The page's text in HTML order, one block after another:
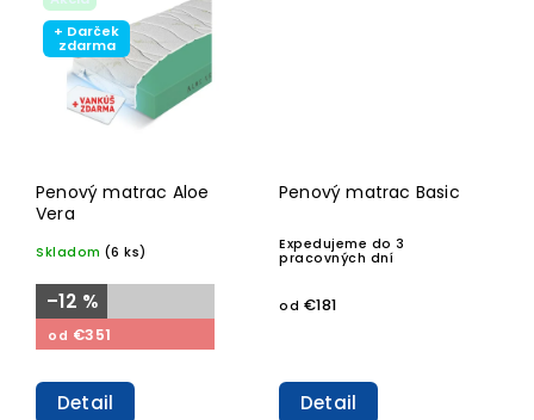
+ Darček
zdarma
Penový matrac Aloe
Vera
Skladom (6 ks)
–12 %
od €351
Detail
Penový matrac Basic
Expedujeme do 3
pracovných dní
od €181
Detail